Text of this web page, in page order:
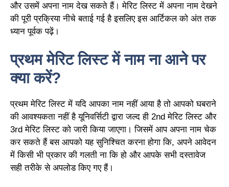
और उसमें अपना नाम देख सकते हैं। मेरिट लिस्ट में अपना नाम देखने
की पूरी प्रक्रिया नीचे बताई गई है इसलिए इस आर्टिकल को अंत तक
ध्यान पूर्वक पढ़ें।
प्रथम मेरिट लिस्ट में नाम ना आने पर
क्या करें?
प्रथम मेरिट लिस्ट में यदि आपका नाम नहीं आया है तो आपको घबराने
की आवश्यकता नहीं है यूनिवर्सिटी द्वारा जल्द ही 2nd मेरिट लिस्ट और
3rd मेरिट लिस्ट को जारी किया जाएगा। जिसमें आप अपना नाम चेक
कर सकते हैं बस आपको यह सुनिश्चित करना होगा कि, अपने आवेदन
में किसी भी प्रकार की गलती ना कि हो और आपके सभी दस्तावेज
सही तरीके से अपलोड किए गए हैं।